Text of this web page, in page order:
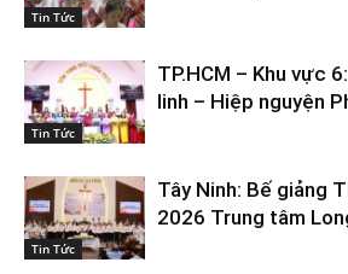
Tin Tức
Tin Tức
TP.HCM – Khu vực
linh – Hiệp nguyện
Tin Tức
Tây Ninh: Bế giảng
2026 Trung tâm